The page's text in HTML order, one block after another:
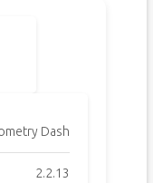
Dash
2.2.13